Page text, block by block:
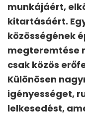
munkájáért,
kitartásáért.
közösségének
megteremtése
csak közös
Különösen
igényességet,
lelkesedést,